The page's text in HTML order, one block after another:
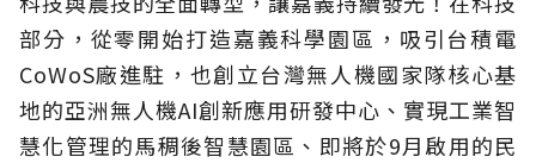
部分，從零開始打造嘉義科學園區，吸引台積電
CoWoS廠進駐，也創立台灣無人機國家隊核心基
地的亞洲無人機AI創新應用研發中心、實現工業智
慧化管理的馬稠後智慧園區、即將於9月啟用的民